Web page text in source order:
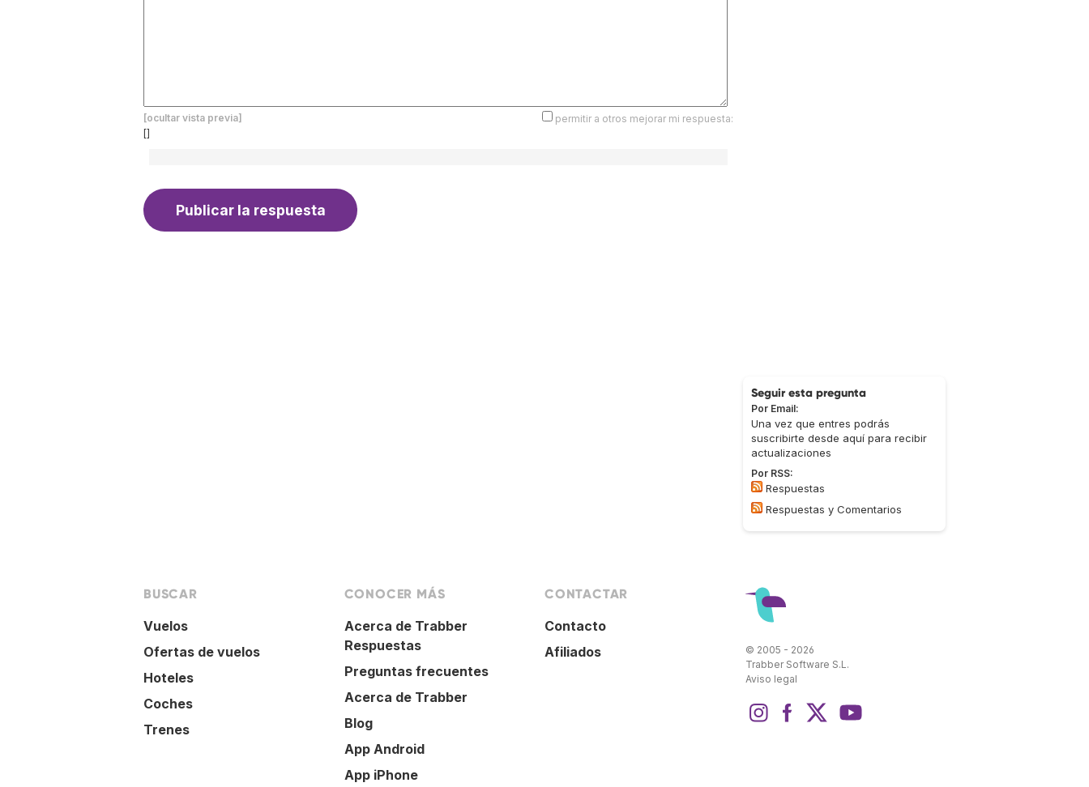
[ocultar vista previa]
permitir a otros mejorar mi respuesta:
[]
Seguir esta pregunta
Por Email:
Una vez que entres podrás
suscribirte desde aquí para recibir
actualizaciones
Por RSS:
Respuestas
Respuestas y Comentarios
BUSCAR
Vuelos
Ofertas de vuelos
Hoteles
Coches
Trenes
CONOCER MÁS
Acerca de Trabber
Respuestas
Preguntas frecuentes
Acerca de Trabber
Blog
App Android
App iPhone
CONTACTAR
Contacto
Afiliados
© 2005 - 2026
Trabber Software S.L.
Aviso legal